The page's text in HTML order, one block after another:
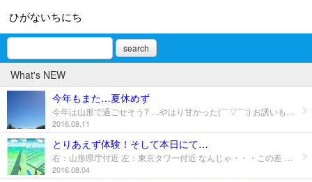
ひがないちにち
search
What's NEW
今年もまた…夏休めず
2016.08.11
とりあえず体験！そして本日にて…
2016.08.04